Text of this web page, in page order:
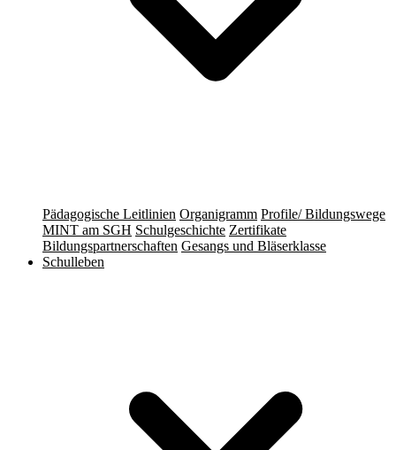
Pädagogische Leitlinien Organigramm Profile/ Bildungswege
MINT am SGH Schulgeschichte Zertifikate
Bildungspartnerschaften Gesangs und Bläserklasse
Schulleben